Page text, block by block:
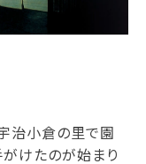
治小倉の里で園
けたのが始まり